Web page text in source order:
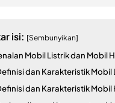
isi: [Sembunyikan]
Mobil Listrik dan Mobil
dan Karakteristik Mobil
dan Karakteristik Mobil